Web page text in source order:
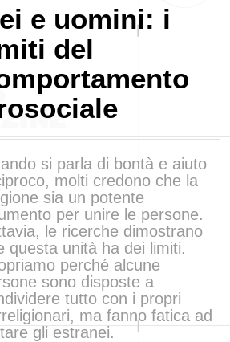
e uomini: i
del
si parla di bontà e aiuto
molti credono che la
sia un potente
per unire le persone.
le ricerche dimostrano
questa unità ha dei limiti.
perché alcune
sono disposte a
tutto con i propri
ma fanno fatica ad
gli estranei.